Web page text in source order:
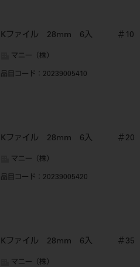
Kファイル 28mm 6入 ＃10
マニー（株）
品目コード ：20239005410
Kファイル 28mm 6入 ＃20
マニー（株）
品目コード ：20239005420
Kファイル 28mm 6入 ＃35
マニー（株）